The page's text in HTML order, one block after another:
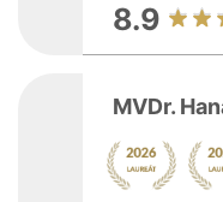
8.9
MVDr.